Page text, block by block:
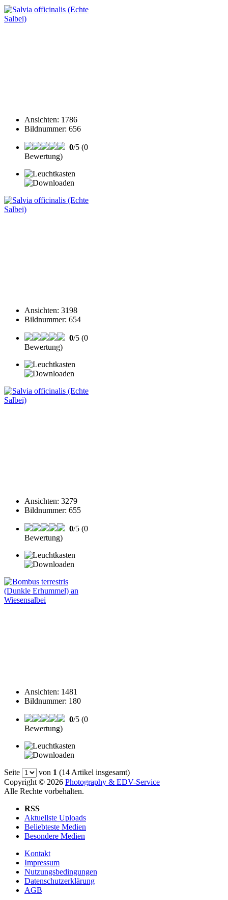
Ansichten: 1786
Bildnummer: 656
0/5 (0
Bewertung)
Ansichten: 3198
Bildnummer: 654
0/5 (0
Bewertung)
Ansichten: 3279
Bildnummer: 655
0/5 (0
Bewertung)
Ansichten: 1481
Bildnummer: 180
0/5 (0
Bewertung)
Seite von 1 (14 Artikel insgesamt)
Copyright © 2026 Photography & EDV-Service
Alle Rechte vorbehalten.
RSS
Aktuellste Uploads
Beliebteste Medien
Besondere Medien
Kontakt
Impressum
Nutzungsbedingungen
Datenschutzerklärung
AGB